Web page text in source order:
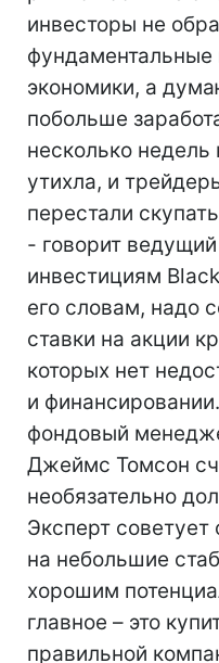
инвесторы не
фундаментальные
экономики, а
побольше
несколько недель
утихла, и
перестали
- говорит
инвестициям
его словам, надо
ставки на акции
которых нет
и
фондовый
Джеймс Томсон
необязательно
Эксперт советует
на небольшие
хорошим
главное – это
правильной